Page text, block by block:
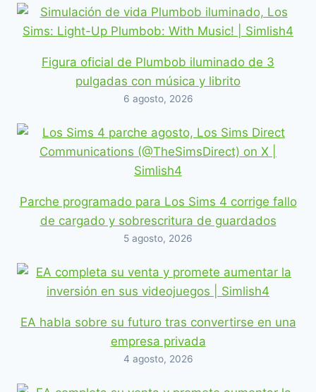
Figura oficial de Plumbob iluminado de 3
pulgadas con música y librito
6 agosto, 2026
Parche programado para Los Sims 4 corrige fallo
de cargado y sobrescritura de guardados
5 agosto, 2026
EA habla sobre su futuro tras convertirse en una
empresa privada
4 agosto, 2026